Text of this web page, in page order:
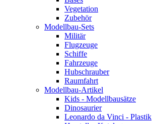
Vegetation
Zubehör
Modellbau-Sets
Militär
Flugzeuge
Schiffe
Fahrzeuge
Hubschrauber
Raumfahrt
Modellbau-Artikel
Kids - Modellbausätze
Dinosaurier
Leonardo da Vinci - Plastik